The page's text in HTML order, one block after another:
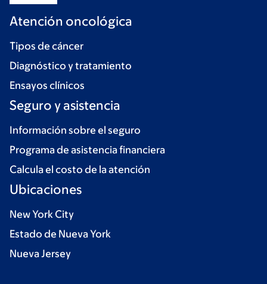
Atención oncológica
Tipos de cáncer
Diagnóstico y tratamiento
Ensayos clínicos
Seguro y asistencia
Información sobre el seguro
Programa de asistencia financiera
Calcula el costo de la atención
Ubicaciones
New York City
Estado de Nueva York
Nueva Jersey